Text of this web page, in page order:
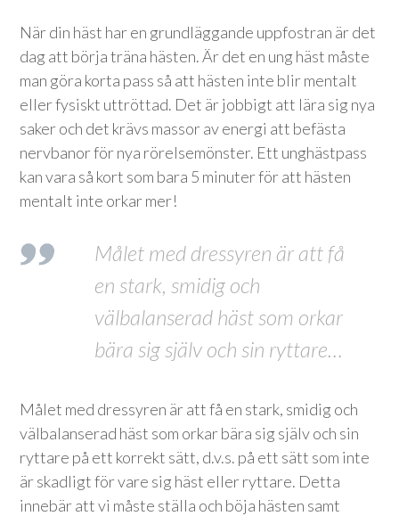
När din häst har en grundläggande uppfostran är det
dag att börja träna hästen. Är det en ung häst måste
man göra korta pass så att hästen inte blir mentalt
eller fysiskt uttröttad. Det är jobbigt att lära sig nya
saker och det krävs massor av energi att befästa
nervbanor för nya rörelsemönster. Ett unghästpass
kan vara så kort som bara 5 minuter för att hästen
mentalt inte orkar mer!
Målet med dressyren är att få
en stark, smidig och
välbalanserad häst som orkar
bära sig själv och sin ryttare…
Målet med dressyren är att få en stark, smidig och
välbalanserad häst som orkar bära sig själv och sin
ryttare på ett korrekt sätt, d.v.s. på ett sätt som inte
är skadligt för vare sig häst eller ryttare. Detta
innebär att vi måste ställa och böja hästen samt